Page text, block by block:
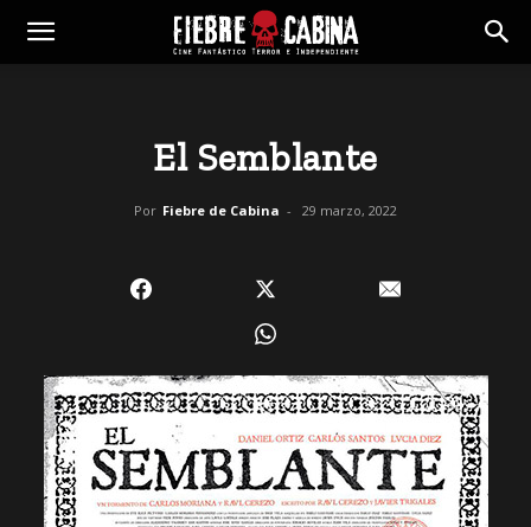
El Semblante
Por Fiebre de Cabina - 29 marzo, 2022